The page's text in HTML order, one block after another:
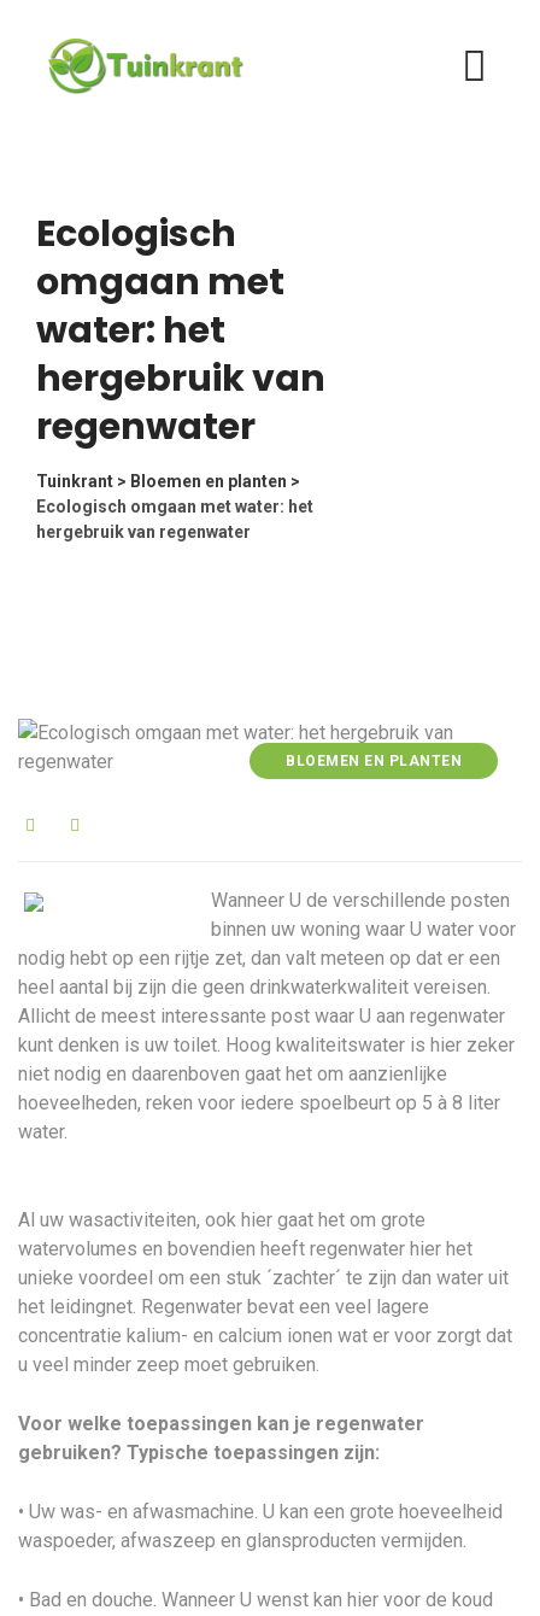
content
Ecologisch
omgaan met
water: het
hergebruik van
regenwater
Tuinkrant > Bloemen en planten >
Ecologisch omgaan met water: het
hergebruik van regenwater
BLOEMEN EN PLANTEN
Wanneer U de verschillende posten
binnen uw woning waar U water voor
nodig hebt op een rijtje zet, dan valt meteen op dat er een
heel aantal bij zijn die geen drinkwaterkwaliteit vereisen.
Allicht de meest interessante post waar U aan regenwater
kunt denken is uw toilet. Hoog kwaliteitswater is hier zeker
niet nodig en daarenboven gaat het om aanzienlijke
hoeveelheden, reken voor iedere spoelbeurt op 5 à 8 liter
water.
Al uw wasactiviteiten, ook hier gaat het om grote
watervolumes en bovendien heeft regenwater hier het
unieke voordeel om een stuk ´zachter´ te zijn dan water uit
het leidingnet. Regenwater bevat een veel lagere
concentratie kalium- en calcium ionen wat er voor zorgt dat
u veel minder zeep moet gebruiken.
Voor welke toepassingen kan je regenwater
gebruiken? Typische toepassingen zijn:
• Uw was- en afwasmachine. U kan een grote hoeveelheid
waspoeder, afwaszeep en glansproducten vermijden.
• Bad en douche. Wanneer U wenst kan hier voor de koud